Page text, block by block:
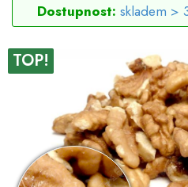
Dostupnost: skladem >
TOP!